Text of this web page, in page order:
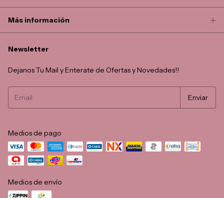
Más información
Newsletter
Dejanos Tu Mail y Enterate de Ofertas y Novedades!!
Medios de pago
Medios de envío